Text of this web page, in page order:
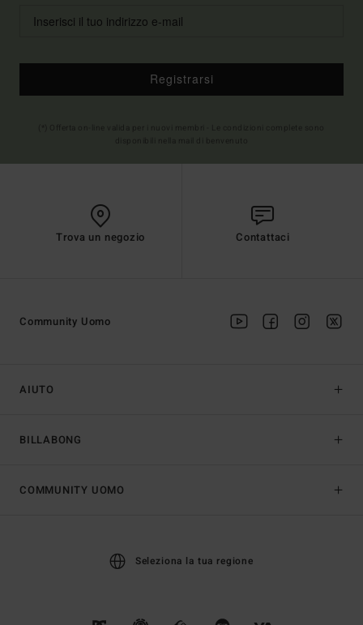
Registrarsi
Trova un negozio Contattaci
AIUTO
BILLABONG
Community Uomo
COMMUNITY UOMO
Seleziona la tua regione